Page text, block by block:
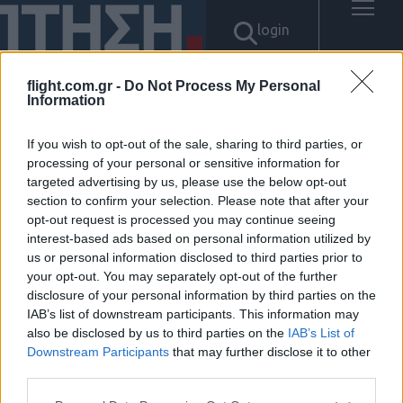
flight.com.gr - Do Not Process My Personal
Information
If you wish to opt-out of the sale, sharing to third parties, or
processing of your personal or sensitive information for
targeted advertising by us, please use the below opt-out
section to confirm your selection. Please note that after your
opt-out request is processed you may continue seeing
interest-based ads based on personal information utilized by
us or personal information disclosed to third parties prior to
your opt-out. You may separately opt-out of the further
disclosure of your personal information by third parties on the
IAB’s list of downstream participants. This information may
also be disclosed by us to third parties on the IAB’s List of
Downstream Participants that may further disclose it to other
login
"TG@bitcoinsyri⟡」검돈현금화
문의tron구매대행"
Δεν βρέθηκαν αποτελέσματα.
ΠΟΛΙΤΙΚΗ ΑΠΟΡΡΗΤΟΥ
NAVAL DEFENCE